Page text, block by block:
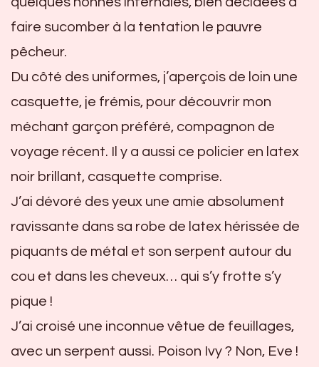
faire sucomber à la tentation le pauvre
pêcheur.
Du côté des uniformes, j’aperçois de loin une
casquette, je frémis, pour découvrir mon
méchant garçon préféré, compagnon de
voyage récent. Il y a aussi ce policier en latex
noir brillant, casquette comprise.
J’ai dévoré des yeux une amie absolument
ravissante dans sa robe de latex hérissée de
piquants de métal et son serpent autour du
cou et dans les cheveux… qui s’y frotte s’y
pique !
J’ai croisé une inconnue vêtue de feuillages,
avec un serpent aussi. Poison Ivy ? Non, Eve !